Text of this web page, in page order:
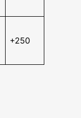
+250